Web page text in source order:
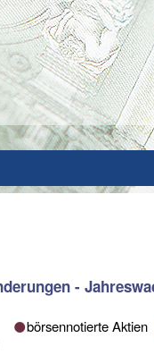
-
börsennotierte Aktien